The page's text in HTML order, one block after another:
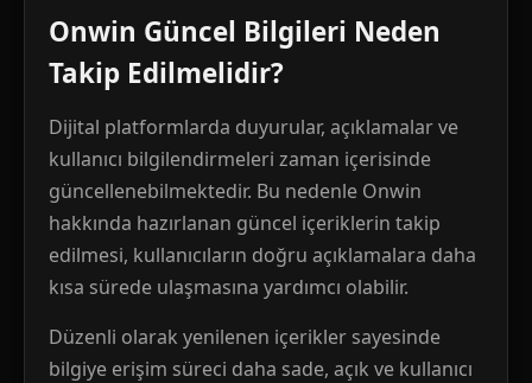
Onwin Güncel Bilgileri Neden
Takip Edilmelidir?
Dijital platformlarda duyurular, açıklamalar ve
kullanıcı bilgilendirmeleri zaman içerisinde
güncellenebilmektedir. Bu nedenle Onwin
hakkında hazırlanan güncel içeriklerin takip
edilmesi, kullanıcıların doğru açıklamalara daha
kısa sürede ulaşmasına yardımcı olabilir.
Düzenli olarak yenilenen içerikler sayesinde
bilgiye erişim süreci daha sade, açık ve kullanıcı